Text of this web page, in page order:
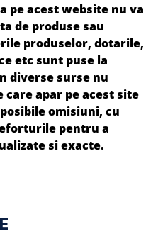
pe acest website nu va
de produse sau
produselor, dotarile,
etc sunt puse la
diverse surse nu
apar pe acest site
omisiuni, cu
pentru a
si exacte.